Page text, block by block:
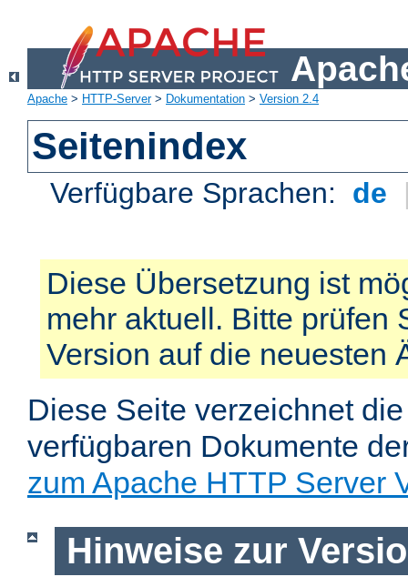
Apache > HTTP-Server> Dokumentation > Version 2.4
Seitenindex
Verfügbare Sprachen: de
Diese Übersetzung ist
mehr aktuell. Bitte prüfen
Version auf die neuesten
Diese Seite verzeichnet
verfügbaren Dokumente
zum Apache HTTP Server
Hinweise zur